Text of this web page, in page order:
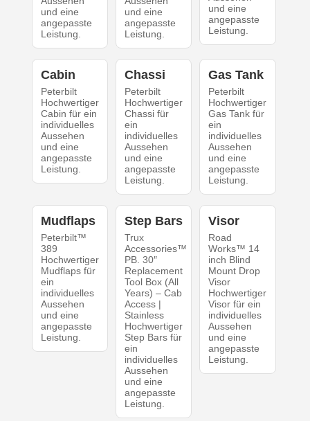
und eine
angepasste
Leistung.
und eine
angepasste
Leistung.
und eine
angepasste
Leistung.
Cabin
Peterbilt
Hochwertiger
Cabin für ein
individuelles
Aussehen
und eine
angepasste
Leistung.
Chassi
Peterbilt
Hochwertiger
Chassi für
ein
individuelles
Aussehen
und eine
angepasste
Leistung.
Gas Tank
Peterbilt
Hochwertiger
Gas Tank für
ein
individuelles
Aussehen
und eine
angepasste
Leistung.
Mudflaps
Peterbilt™
389
Hochwertiger
Mudflaps für
ein
individuelles
Aussehen
und eine
angepasste
Leistung.
Step Bars
Trux
Accessories™
PB. 30″
Replacement
Tool Box (All
Years) – Cab
Access |
Stainless
Hochwertiger
Step Bars für
ein
individuelles
Aussehen
und eine
angepasste
Leistung.
Visor
Road
Works™ 14
inch Blind
Mount Drop
Visor
Hochwertiger
Visor für ein
individuelles
Aussehen
und eine
angepasste
Leistung.